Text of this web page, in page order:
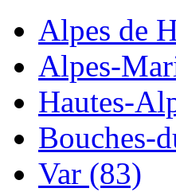
Alpes de
Alpes-
Hautes-
Bouches-
Var (83)